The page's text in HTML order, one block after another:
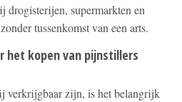
drogisterijen, supermarkten en
tussenkomst van een arts.
het kopen van pijnstillers
verkrijgbaar zijn, is het belangrijk